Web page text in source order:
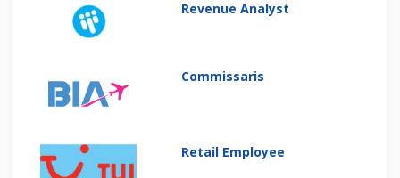
Revenue Analyst
Commissaris
Retail Employee